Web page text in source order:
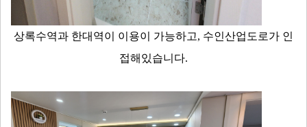
상록수역과 한대역이 이용이 가능하고, 수인산업도로가 인
접해있습니다.